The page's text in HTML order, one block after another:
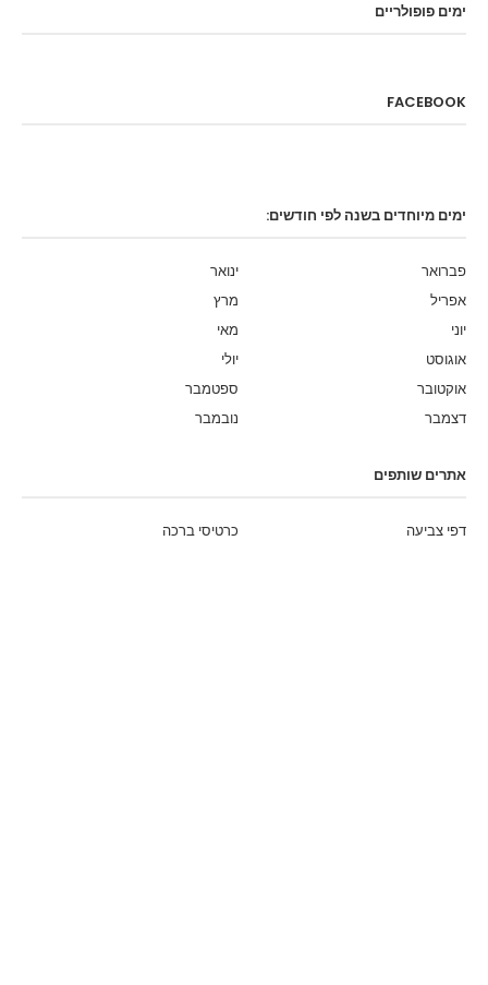
ימים פופולריים
FACEBOOK
ימים מיוחדים בשנה לפי חודשים:
ינואר
פברואר
מרץ
אפריל
מאי
יוני
יולי
אוגוסט
ספטמבר
אוקטובר
נובמבר
דצמבר
אתרים שותפים
כרטיסי ברכה דפי צביעה